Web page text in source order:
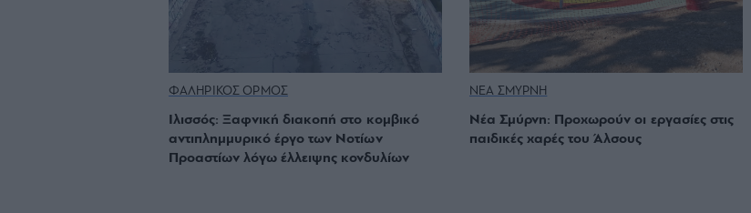
ΦΑΛΗΡΙΚΟΣ ΟΡΜΟΣ
Ιλισσός: Ξαφνική διακοπή στο κομβικό
αντιπλημμυρικό έργο των Νοτίων
Προαστίων λόγω έλλειψης κονδυλίων
ΝΕΑ ΣΜΥΡΝΗ
Νέα Σμύρνη: Προχωρούν οι εργασίες στις
παιδικές χαρές του Άλσους